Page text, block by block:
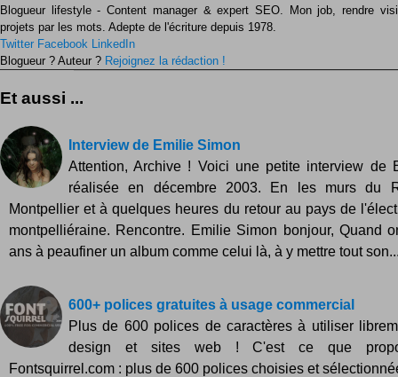
Blogueur lifestyle - Content manager & expert SEO. Mon job, rendre
projets par les mots. Adepte de l'écriture depuis 1978.
Twitter Facebook LinkedIn
Blogueur ? Auteur ? Rejoignez la rédaction !
Et aussi ...
Interview de Emilie Simon
Attention, Archive ! Voici une petite interview de
réalisée en décembre 2003. En les murs du
Montpellier et à quelques heures du retour au pays de
montpelliéraine. Rencontre. Emilie Simon bonjour, Quand
ans à peaufiner un album comme celui là, à y mettre tout
600+ polices gratuites à usage commercial
Plus de 600 polices de caractères à utiliser
design et sites web ! C'est ce que
Fontsquirrel.com : plus de 600 polices choisies et